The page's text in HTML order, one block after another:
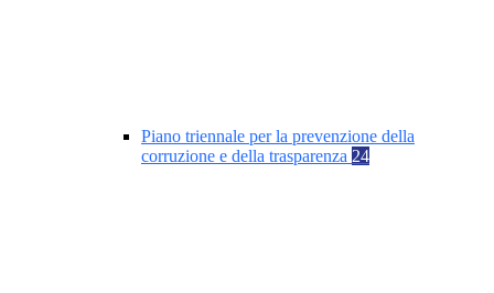
Piano triennale per la prevenzione della
corruzione e della trasparenza 24